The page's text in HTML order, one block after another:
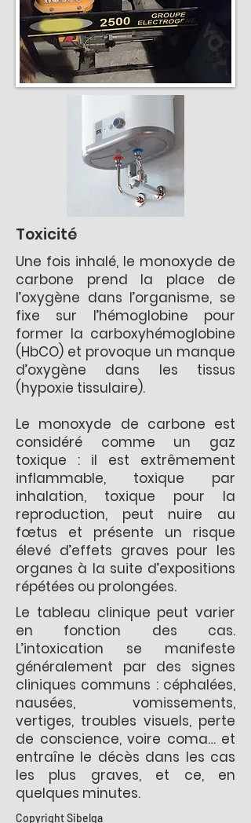
Toxicité
Une fois inhalé, le monoxyde de
carbone prend la place de
l’oxygène dans l’organisme, se
fixe sur l’hémoglobine pour
former la carboxyhémoglobine
(HbCO) et provoque un manque
d’oxygène dans les tissus
(hypoxie tissulaire).
Le monoxyde de carbone est
considéré comme un gaz
toxique : il est extrêmement
inflammable, toxique par
inhalation, toxique pour la
reproduction, peut nuire au
fœtus et présente un risque
élevé d’effets graves pour les
organes à la suite d’expositions
répétées ou prolongées.
Le tableau clinique peut varier
en fonction des cas.
L’intoxication se manifeste
généralement par des signes
cliniques communs : céphalées,
nausées, vomissements,
vertiges, troubles visuels, perte
de conscience, voire coma… et
entraîne le décès dans les cas
les plus graves, et ce, en
quelques minutes.
Copyright Sibelga